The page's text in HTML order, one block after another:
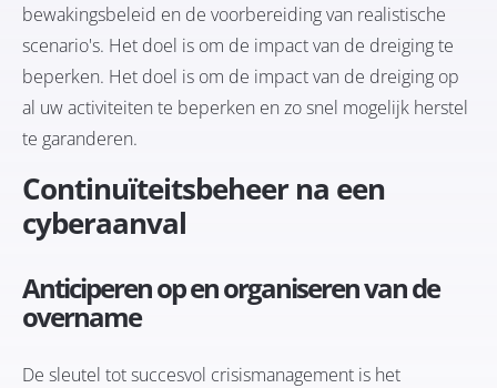
bewakingsbeleid en de voorbereiding van realistische
scenario's. Het doel is om de impact van de dreiging te
beperken. Het doel is om de impact van de dreiging op
al uw activiteiten te beperken en zo snel mogelijk herstel
te garanderen.
Continuïteitsbeheer na een
cyberaanval
Anticiperen op en organiseren van de
overname
De sleutel tot succesvol crisismanagement is het